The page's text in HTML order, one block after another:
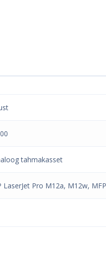
tahmakasset
LaserJet Pro M12a, M12w,